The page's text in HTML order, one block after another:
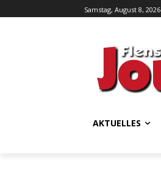
Samstag, August 8, 2026
AKTUELLES